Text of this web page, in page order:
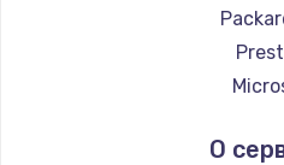
Ремонт
Ремонт
Ремонт
РемонтО